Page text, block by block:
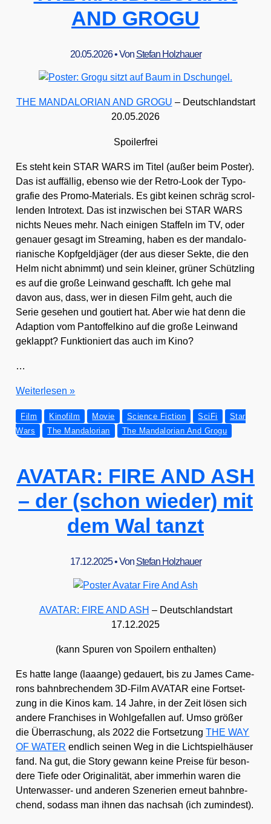
AND GROGU
20.05.2026• Von Stefan Holzhauer
THE MANDALORIAN AND GROGU – Deutsch­land­start
20.05.2026
Spoi­ler­frei
Es steht kein STAR WARS im Titel (außer beim Pos­ter).
Das ist auf­fäl­lig, eben­so wie der Retro-Look der Typo­
gra­fie des Pro­mo-Mate­ri­als. Es gibt kei­nen schräg scrol­
len­den Int­ro­text. Das ist inzwi­schen bei STAR WARS
nichts Neu­es mehr. Nach eini­gen Staf­feln im TV, oder
genau­er gesagt im Strea­ming, haben es der man­dalo­
ria­ni­sche Kopf­geld­jä­ger (der aus die­ser Sek­te, die den
Helm nicht abnimmt) und sein klei­ner, grü­ner Schütz­ling
es auf die gro­ße Lein­wand geschafft. Ich gehe mal
davon aus, dass, wer in die­sen Film geht, auch die
Serie gese­hen und gou­tiert hat. Aber wie hat denn die
Adap­ti­on vom Pan­tof­fel­ki­no auf die gro­ße Lein­wand
geklappt? Funk­tio­niert das auch im Kino?
…
THE
AND
GROGU
Wei­ter­le­sen »
Film Kinofilm Movie Science Fiction SciFi
Star
Wars
The Mandalorian The Mandalorian And Grogu
AVATAR: FIRE AND ASH
– der (schon wieder) mit
dem Wal tanzt
17.12.2025• Von Stefan Holzhauer
AVATAR: FIRE AND ASH – Deutsch­land­start
17.12.2025
(kann Spu­ren von Spoi­lern ent­hal­ten)
Es hat­te lan­ge (laaan­ge) gedau­ert, bis zu James Came­
rons bahn­bre­chen­dem 3D-Film AVATAR eine Fort­set­
zung in die Kinos kam. 14 Jah­re, in der Zeit lösen sich
ande­re Fran­chi­ses in Wohl­ge­fal­len auf. Umso grö­ßer
die Über­ra­schung, als 2022 die Fort­set­zungTHE WAY
OF WATER end­lich sei­nen Weg in die Licht­spiel­häu­ser
fand. Na gut, die Sto­ry gewann kei­ne Prei­se für beson­
de­re Tie­fe oder Ori­gi­na­li­tät, aber immer­hin waren die
Unter­was­ser- und ande­ren Sze­ne­rien erneut bahn­bre­
chend, sodass man ihnen das nach­sah (ich zumin­dest).